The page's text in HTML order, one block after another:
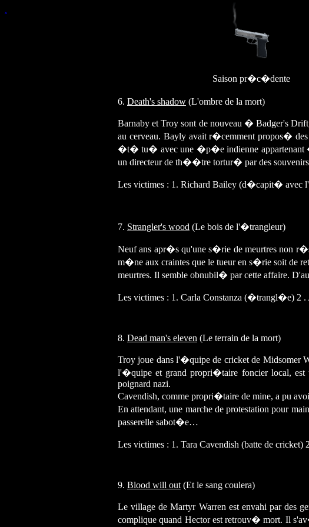
.
Saison pr�c�dente
6. Death's shadow (L'ombre de la mort)
Barnaby et Troy sont de nouveau � Badger's
au cerveau. Bayly avait r�cemment propos�
�t� tu� avec une �p�e indienne appartenant �
un directeur de th��tre tortur� par des souvenirs
Les victimes : 1. Richard Bailey (d�capit�
7. Strangler's wood (Le bois de l'�trangleur)
Neuf ans apr�s qu'une s�rie de meurtres non
m�ne aux craintes que le tueur en s�rie soit de
meurtres. Il semble obnubil� par cette affaire.
Les victimes : 1. Carla Constanza (�trangl�e) 2
8. Dead man's eleven (Le terrain de la mort)
Troy joue dans l'�quipe de cricket de Midsomer
l'�quipe et grand propri�taire foncier local,
poignard nazi.
Cavendish, comme propri�taire de mine, a pu
En attendant, une marche de protestation pour
passerelle sabot�e…
Les victimes : 1. Tara Cavendish (batte de
9. Blood will out (Et le sang coulera)
Le village de Martyr Warren est envahi par des
complique quand Hector est retrouv� mort. Il